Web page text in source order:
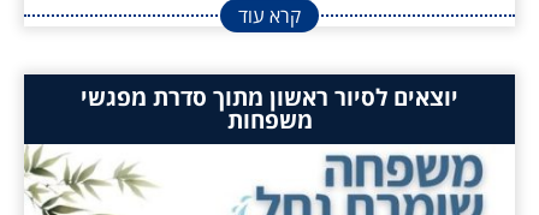
קרא עוד
יוצאים לסיור ראשון מתוך סדרת מפגשי
משפחות